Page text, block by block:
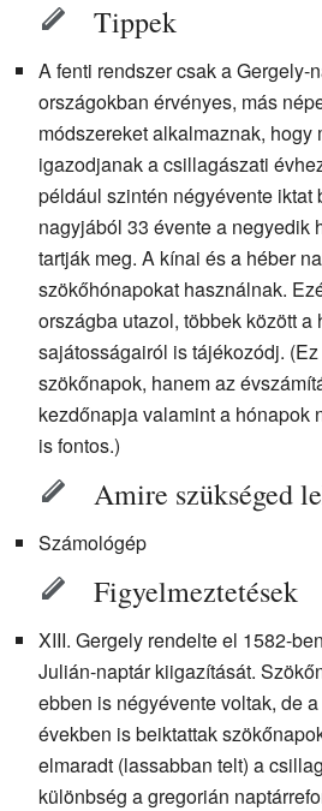
Tippek
A fenti rendszer csak a Gergely-
országokban érvényes, más
módszereket alkalmaznak, hogy
igazodjanak a csillagászati
például szintén négyévente iktat
nagyjából 33 évente a negyedik
tartják meg. A kínai és a héber
szökőhónapokat használnak.
országba utazol, többek között
sajátosságairól is tájékozódj.
szökőnapok, hanem az
kezdőnapja valamint a hónapok
is fontos.)
Amire szükséged
Számológép
Figyelmeztetések
XIII. Gergely rendelte el 1582-
Julián-naptár kiigazítását.
ebben is négyévente voltak, de
években is beiktattak
elmaradt (lassabban telt) a
különbség a gregorián